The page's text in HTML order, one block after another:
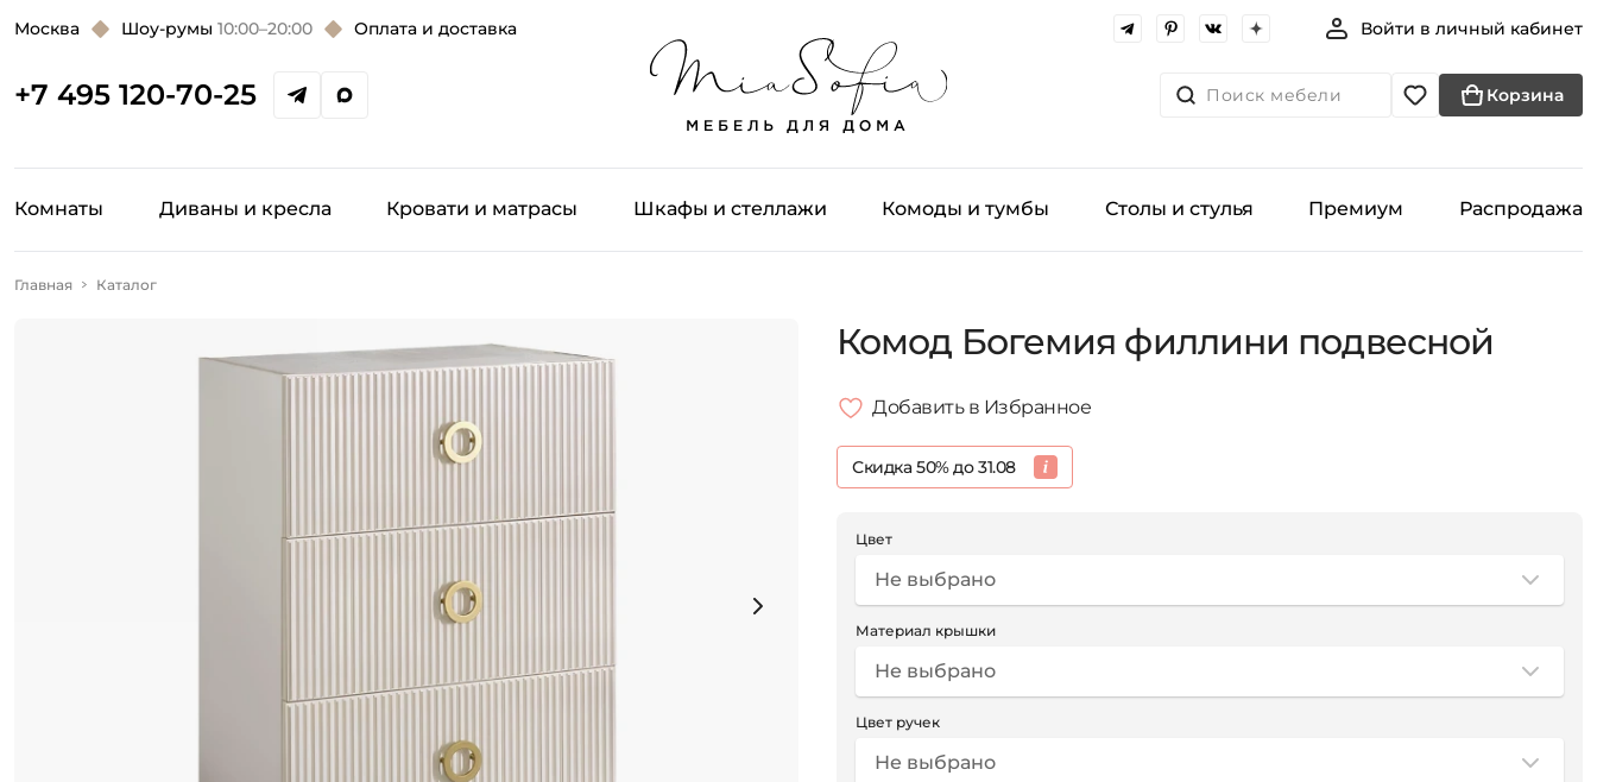
Москва Шоу-румы 10:00–20:00 Оплата и доставка Войти в личный кабинет
+7 495 120-70-25 Поиск мебели Корзина
Комнаты Диваны и кресла Кровати и матрасы Шкафы и стеллажи Комоды и тумбы Столы и стулья Премиум Распродажа
Главная Каталог
Комод Богемия филлини подвесной
Добавить в Избранное
Скидка 50% до 31.08
Цвет
Не выбрано
Материал крышки
Не выбрано
Цвет ручек
Не выбрано